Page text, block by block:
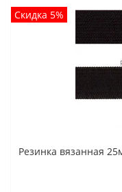
Скидка 5%
Резинка вязанная